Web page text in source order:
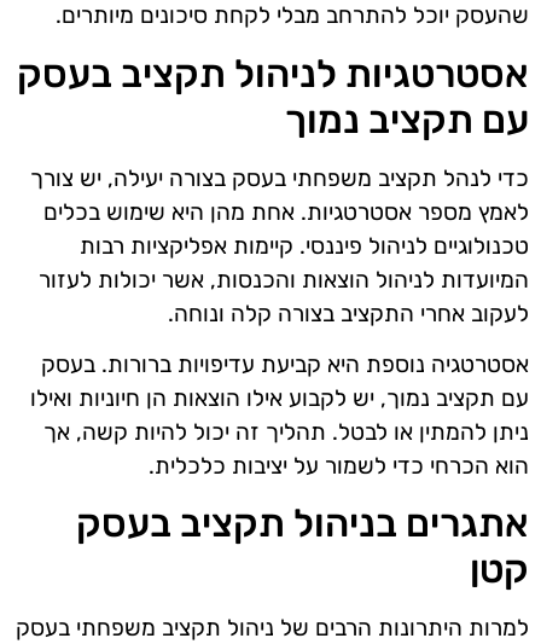
שהעסק יוכל להתרחב מבלי לקחת סיכונים מיותרים.
אסטרטגיות לניהול תקציב בעסק
עם תקציב נמוך
כדי לנהל תקציב משפחתי בעסק בצורה יעילה, יש צורך
לאמץ מספר אסטרטגיות. אחת מהן היא שימוש בכלים
טכנולוגיים לניהול פיננסי. קיימות אפליקציות רבות
המיועדות לניהול הוצאות והכנסות, אשר יכולות לעזור
לעקוב אחרי התקציב בצורה קלה ונוחה.
אסטרטגיה נוספת היא קביעת עדיפויות ברורות. בעסק
עם תקציב נמוך, יש לקבוע אילו הוצאות הן חיוניות ואילו
ניתן להמתין או לבטל. תהליך זה יכול להיות קשה, אך
הוא הכרחי כדי לשמור על יציבות כלכלית.
אתגרים בניהול תקציב בעסק
קטן
למרות היתרונות הרבים של ניהול תקציב משפחתי בעסק